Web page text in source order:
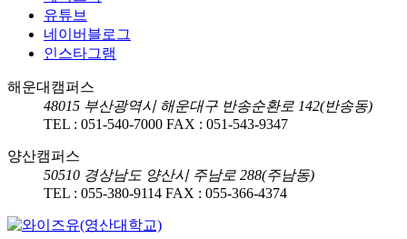
유튜브
네이버블로그
인스타그램
해운대캠퍼스
48015 부산광역시 해운대구 반송순환로 142(반송동)
TEL : 051-540-7000 FAX : 051-543-9347
양산캠퍼스
50510 경상남도 양산시 주남로 288(주남동)
TEL : 055-380-9114 FAX : 055-366-4374